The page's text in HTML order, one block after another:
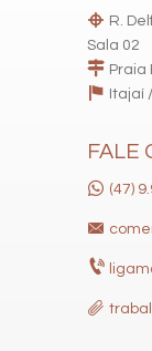
R.
Sala 02
Praia
Itajaí /
FALE
(47)